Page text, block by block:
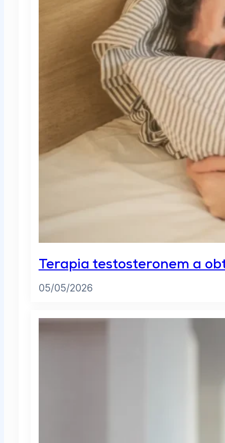
Terapia testosteronem a
05/05/2026